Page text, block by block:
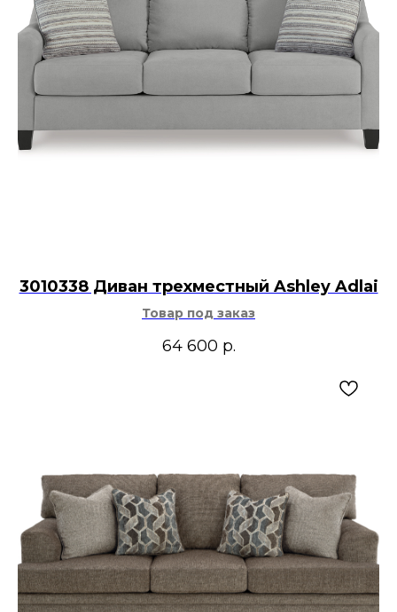
3010338 Диван трехместный Ashley Adlai
Товар под заказ
64 600 р.